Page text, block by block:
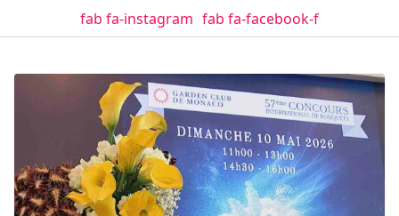
fab fa-instagram fab fa-facebook-f